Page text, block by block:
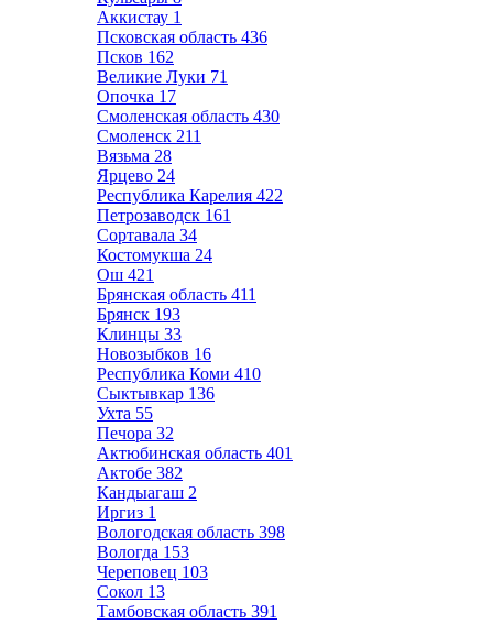
Аккистау 1
Псковская область 436
Псков 162
Великие Луки 71
Опочка 17
Смоленская область 430
Смоленск 211
Вязьма 28
Ярцево 24
Республика Карелия 422
Петрозаводск 161
Сортавала 34
Костомукша 24
Ош 421
Брянская область 411
Брянск 193
Клинцы 33
Новозыбков 16
Республика Коми 410
Сыктывкар 136
Ухта 55
Печора 32
Актюбинская область 401
Актобе 382
Кандыагаш 2
Иргиз 1
Вологодская область 398
Вологда 153
Череповец 103
Сокол 13
Тамбовская область 391